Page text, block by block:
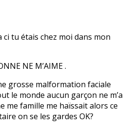
ci tu étais chez moi dans mon
NE M’AIME .
grosse malformation faciale
le monde aucun garçon ne m’a
me famille me haïssait alors ce
on se les gardes OK?